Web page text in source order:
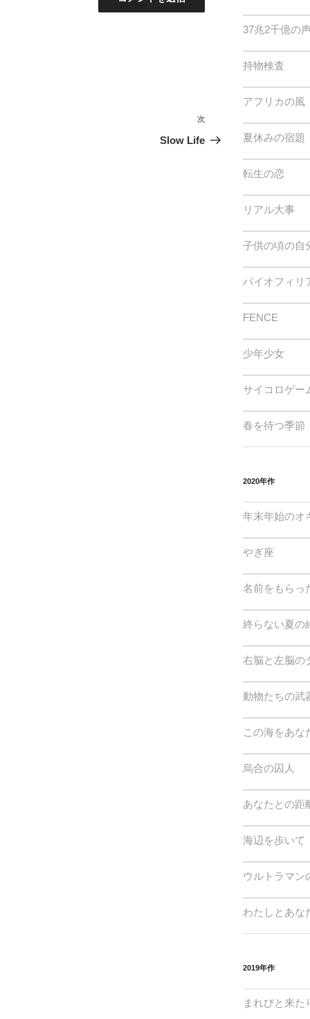
次
の
次
Slow Life
37兆2千億の声
持物検査
アフリカの風
夏休みの宿題
転生の恋
リアル大事
子供の頃の自
バイオフィリ
FENCE
少年少女
サイコロゲー
春を待つ季節
2020年作
年末年始のオ
やぎ座
名前をもらっ
終らない夏の
右脳と左脳の
動物たちの武
この海をあな
烏合の囚人
あなたとの距
海辺を歩いて
ウルトラマン
わたしとあな
2019年作
まれびと来た